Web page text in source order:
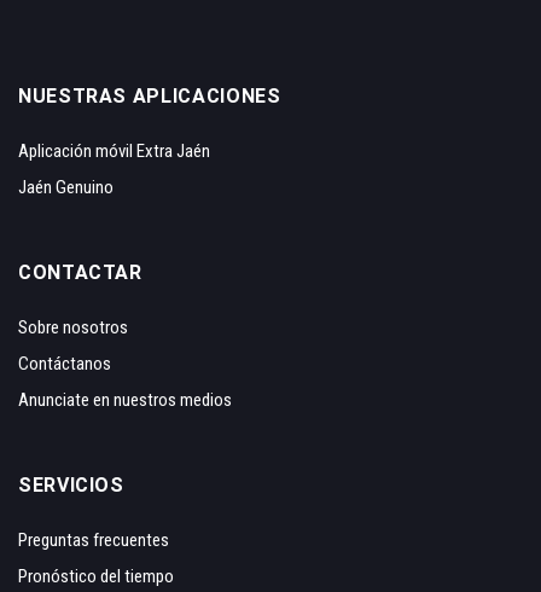
NUESTRAS APLICACIONES
Aplicación móvil Extra Jaén
Jaén Genuino
CONTACTAR
Sobre nosotros
Contáctanos
Anunciate en nuestros medios
SERVICIOS
Preguntas frecuentes
Pronóstico del tiempo